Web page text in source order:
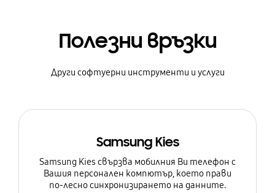
Полезни връзки
Други софтуерни инструменти и услуги
Samsung Kies
Samsung Kies свързва мобилния Ви телефон с
Вашия персонален компютър, което прави
по-лесно синхронизирането на данните.